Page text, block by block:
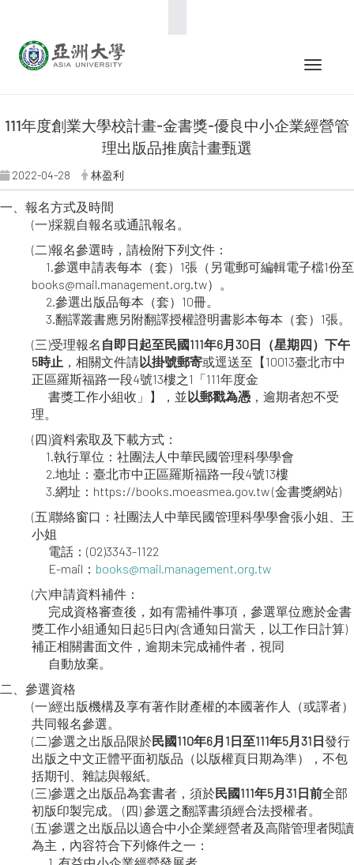
Toggle
111年度創業大學校計畫-金書獎-優良中小企業經營管
理出版品推廣計畫甄選
2022-04-28 林盈利
一、報名方式及時間
(一)採親自報名或通訊報名。
(二)報名參選時，請檢附下列文件：
1.參選申請表每本（套）1張（另電郵可編輯電子檔1份至
books@mail.management.org.tw）。
2.參選出版品每本（套）10冊。
3.翻譯叢書應另附翻譯授權證明書影本每本（套）1張。
(三)受理報名 自即日起至民國111年6月30日（星期四）下午
5時止 ，相關文件請以掛號郵寄或逕送至【10013臺北市中
正區羅斯福路一段4號13樓之1「111年度金
書獎工作小組收」】，並以郵戳為憑 ，逾期者恕不受
理。
(四)資料索取及下載方式：
1.執行單位：社團法人中華民國管理科學學會
2.地址：臺北市中正區羅斯福路一段4號13樓
3.網址：https://books.moeasmea.gov.tw (金書獎網站)
(五)聯絡窗口：社團法人中華民國管理科學學會張小姐、王
小姐
電話：(02)3343-1122
E-mail： books@mail.management.org.tw
(六)申請資料補件：
完成資格審查後，如有需補件事項，參選單位應於金書
獎工作小組通知日起5日內(含通知日當天，以工作日計算)
補正相關書面文件，逾期未完成補件者，視同
自動放棄。
二、參選資格
(一)經出版機構及享有著作財產權的本國著作人（或譯者）
共同報名參選。
(二)參選之出版品限於民國110年6月1日至111年5月31日發行
出版之中文正體平面初版品（以版權頁日期為準），不包
括期刊、雜誌與報紙。
(三)參選之出版品為套書者，須於民國111年5月31日前全部
初版印製完成。 (四) 參選之翻譯書須經合法授權者。
(五)參選之出版品以適合中小企業經營者及高階管理者閱讀
為主，內容符合下列條件之一：